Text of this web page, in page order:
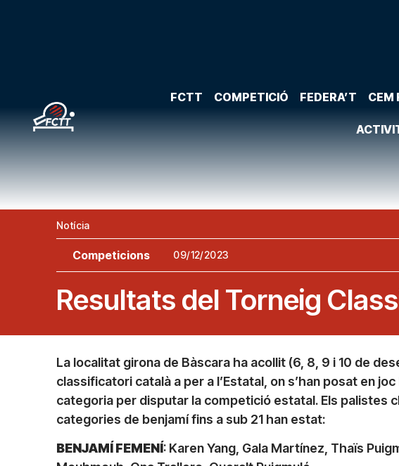
FCTT COMPETICIÓ FEDERA’T CEM
Notícia
Competicions 09/12/2023
Resultats del Torneig
La localitat girona de Bàscara ha acollit (6, 8, 9 i 10 de
classificatori català a per a l’Estatal, on s’han posat en
categoria per disputar la competició estatal. Els palistes
categories de benjamí fins a sub 21 han estat:
BENJAMÍ FEMENÍ: Karen Yang, Gala Martínez, Thaïs